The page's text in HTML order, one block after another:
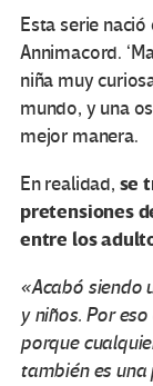
Esta serie
Annimacord.
niña muy
mundo, y una
mejor manera.
En realidad, se
pretensiones
entre los
«Acabó siendo
y niños. Por
porque
también es